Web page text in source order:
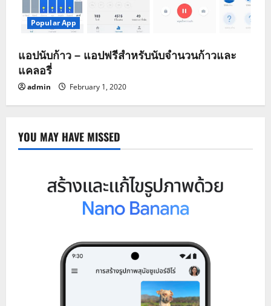
Popular App
แอปนับก้าว – แอปฟรีสำหรับนับจำนวนก้าวและ
แคลอรี่
admin February 1, 2020
YOU MAY HAVE MISSED